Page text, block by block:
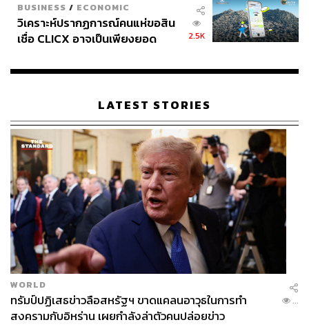
BUSINESS / ECONOMIC
วิเคราะห์ปรากฏการณ์คนแห่ขอสิน
เชื่อ CLICX อาจเป็นเพียงยอด
เรือนไทยที่ถูกซุกไว้
2.5K
LATEST STORIES
WORLD
ทรัมป์ปฏิเสธข่าวลือสหรัฐฯ ขาดแคลนอาวุธในการทำ
สงครามกับอิหร่าน เผยกำลังล่าตัวคนปล่อยข่าว
...